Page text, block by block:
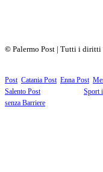
© Palermo Post | Tutti i diritti
Post, Catania Post, Enna Post,
Salento Post. I siti tematici: Sport
senza Barriere